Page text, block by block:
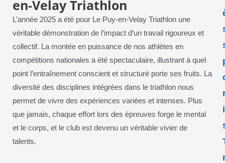
en-Velay Triathlon
L’année 2025 a été pour Le Puy-en-Velay Triathlon une
véritable démonstration de l’impact d’un travail rigoureux et
collectif. La montée en puissance de nos athlètes en
compétitions nationales a été spectaculaire, illustrant à quel
point l’entraînement conscient et structuré porte ses fruits. La
diversité des disciplines intégrées dans le triathlon nous
permet de vivre des expériences variées et intenses. Plus
que jamais, chaque effort lors des épreuves forge le mental
et le corps, et le club est devenu un véritable vivier de
talents.